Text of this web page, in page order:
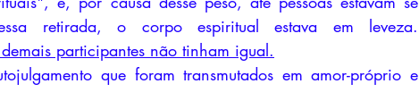
participantes não tinham igual.
que foram transmutados em amor-próprio e